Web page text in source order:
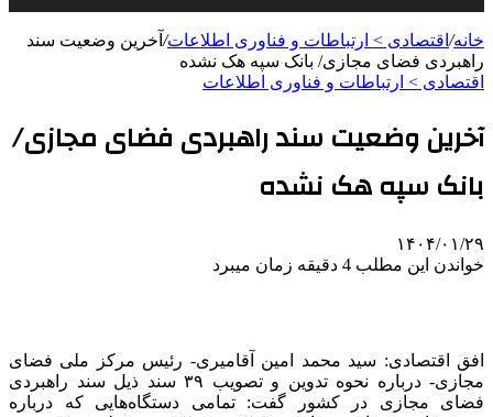
خانه/ اقتصادی > ارتباطات و فناوری اطلاعات/ آخرین وضعیت سند
راهبردی فضای مجازی/ بانک سپه هک نشده
اقتصادی > ارتباطات و فناوری اطلاعات
آخرین وضعیت سند راهبردی فضای مجازی/
بانک سپه هک نشده
۱۴۰۴/۰۱/۲۹
خواندن این مطلب 4 دقیقه زمان میبرد
افق اقتصادی: سید محمد امین آقامیری- رئیس مرکز ملی فضای
مجازی- درباره نحوه تدوین و تصویب ۳۹ سند ذیل سند راهبردی
فضای مجازی در کشور گفت: تمامی دستگاه‌هایی که درباره